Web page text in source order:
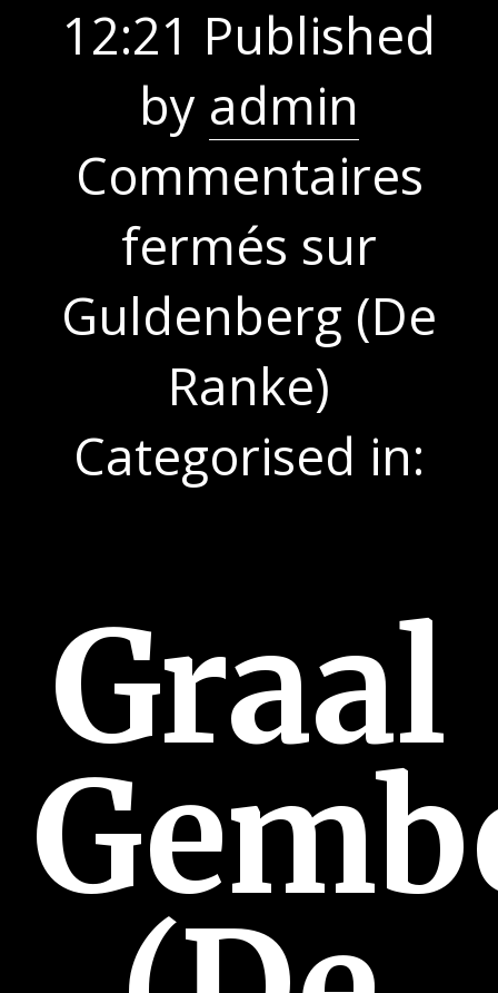
12:21 Published
by admin
Commentaires
fermés sur
Guldenberg (De
Ranke)
Categorised in:
Graal